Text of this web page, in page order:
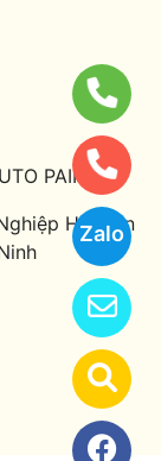
Zalo
PAINTS
Hải Sơn